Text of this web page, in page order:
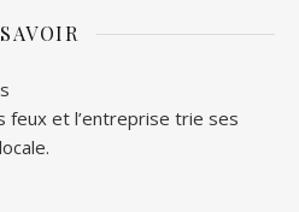
feux et l’entreprise trie ses